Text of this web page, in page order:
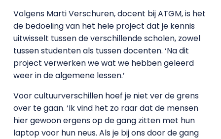
Volgens Marti Verschuren, docent bij ATGM, is het
de bedoeling van het hele project dat je kennis
uitwisselt tussen de verschillende scholen, zowel
tussen studenten als tussen docenten. ‘Na dit
project verwerken we wat we hebben geleerd
weer in de algemene lessen.’
Voor cultuurverschillen hoef je niet ver de grens
over te gaan. ‘Ik vind het zo raar dat de mensen
hier gewoon ergens op de gang zitten met hun
laptop voor hun neus. Als je bij ons door de gang